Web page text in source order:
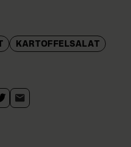
KARTOFFELSALAT